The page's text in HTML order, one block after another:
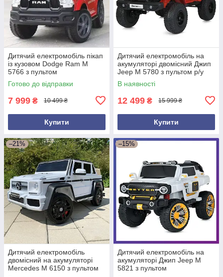
Дитячий електромобіль пікап
із кузовом Dodge Ram M
5766 з пультом
радіокерування для дітей 3-8
років Червоний
Готово до відправки
7 999 ₴ 10 499 ₴
Купити
Дитячий електромобіль на
акумуляторі двомісний Джип
Jeep M 5780 з пультом р/у
для дітей 3-8 років Червоний
В наявності
12 499 ₴ 15 999 ₴
Купити
–21%
Дитячий електромобіль
двомісний на акумуляторі
Mercedes M 6150 з пультом
–15%
Дитячий електромобіль на
акумуляторі Джип Jeep M
5821 з пультом